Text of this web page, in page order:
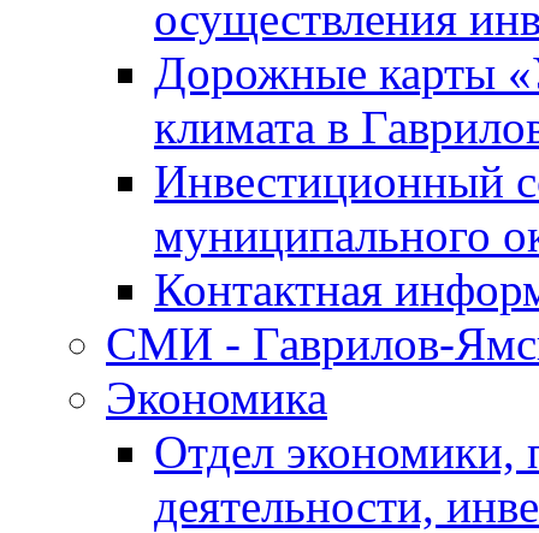
осуществления
Дорожные карты
климата в
Инвестиционный
муниципального
Контактная
СМИ - Гаврилов-
Экономика
Отдел экономики,
деятельности,